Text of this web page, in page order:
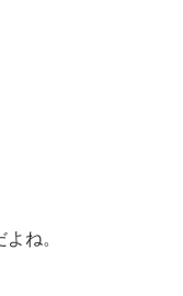
ね。